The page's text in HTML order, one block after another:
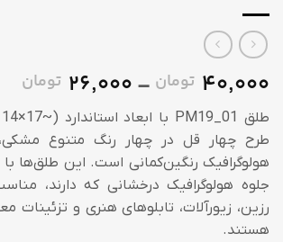
40,000 تومان –
26,000 تومان
طرح چهار قل در چهار رنگ متنوع
هولوگرافیک رنگین‌کمانی است. این طلق‌ها
جلوه هولوگرافیک درخشانی که دارند،
رزین، زیورآلات، تابلوهای هنری و تزئینات
هستند.